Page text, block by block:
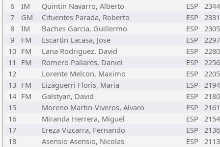
6
IM Quintin Navarro, Alberto ESP
2344
7
GM Cifuentes Parada, Roberto ESP
2331
8
IM Baches Garcia, Guillermo ESP
2305
9
FM Escartin Lacasa, Jose ESP
2297
10 FM Lana Rodriguez, David ESP
2280
11
FM Romero Pallares, Daniel ESP
2256
12
Lorente Melcon, Maximo ESP
2205
13 FM Eizaguerri Floris, Maria ESP
2194
14 FM Galstyan, David ESP
2180
15
Moreno Martin-Viveros, Alvaro ESP
2161
16
Miranda Herrera, Miguel ESP
2154
17
Ereza Vizcarra, Fernando ESP
2136
18
Asensio Asensio, Nicolas ESP
2113